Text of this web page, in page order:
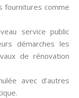
fournitures comme
service public
démarches les
de rénovation
avec d’autres